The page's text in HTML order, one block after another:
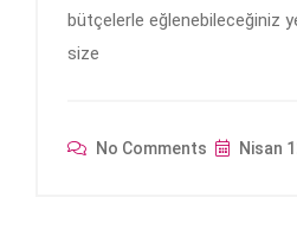
bütçelerle eğlenebileceğiniz
size
No Comments Nisan